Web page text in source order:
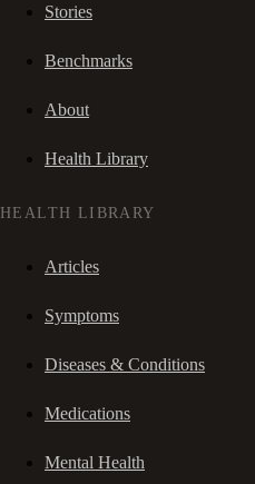
Stories
Benchmarks
About
Health Library
HEALTH LIBRARY
Articles
Symptoms
Diseases & Conditions
Medications
Mental Health